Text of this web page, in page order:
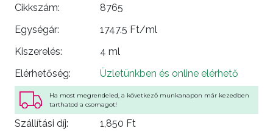
Cikkszám:
8765
Egységár:
1747.5 Ft/ml
Kiszerelés:
4 ml
Elérhetőség:
Üzletünkben és online elérhető
Ha most megrendeled, a következő munkanapon már kezedben
tarthatod a csomagot!
Szállítási díj: 1,850 Ft